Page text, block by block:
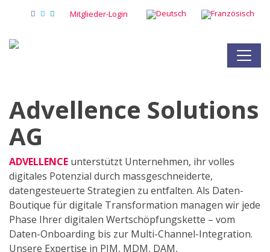
Mitglieder-Login
Advellence Solutions
AG
ADVELLENCE unterstützt Unternehmen, ihr volles
digitales Potenzial durch massgeschneiderte,
datengesteuerte Strategien zu entfalten. Als Daten-
Boutique für digitale Transformation managen wir jede
Phase Ihrer digitalen Wertschöpfungskette – vom
Daten-Onboarding bis zur Multi-Channel-Integration.
Unsere Expertise in PIM, MDM, DAM,